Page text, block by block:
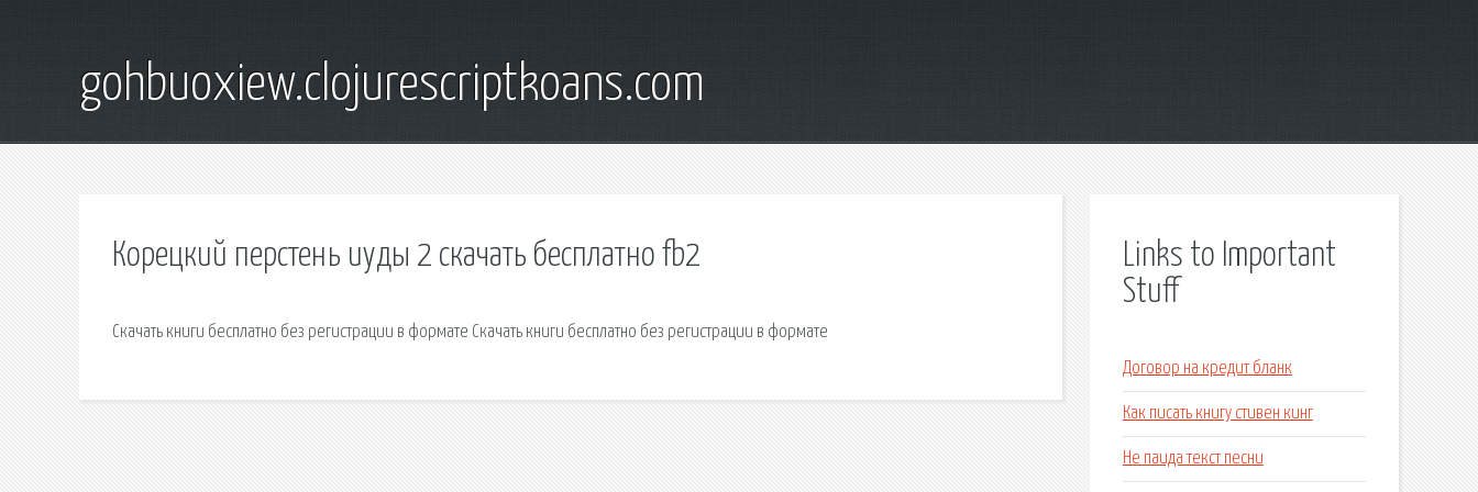
gohbuoxiew.clojurescriptkoans.com
Корецкий перстень иуды 2 скачать бесплатно fb2
Скачать книги бесплатно без регистрации в формате Скачать книги бесплатно без регистрации в формате
Links to Important
Stuff
Договор на кредит бланк
Как писать книгу стивен кинг
Не паида текст песни